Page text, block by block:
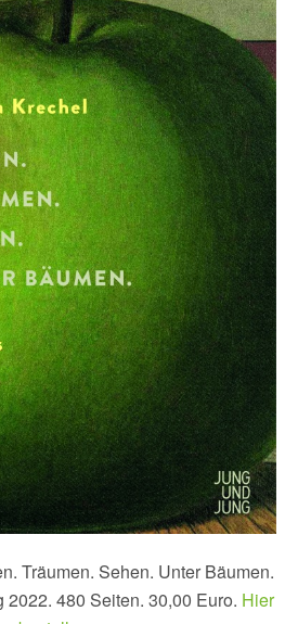
Träumen. Sehen. Unter Bäumen.
480 Seiten. 30,00 Euro. Hier